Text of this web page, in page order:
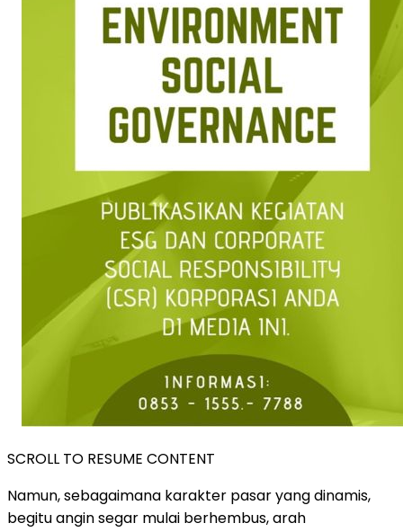
SCROLL TO RESUME CONTENT
Namun, sebagaimana karakter pasar yang dinamis,
begitu angin segar mulai berhembus, arah